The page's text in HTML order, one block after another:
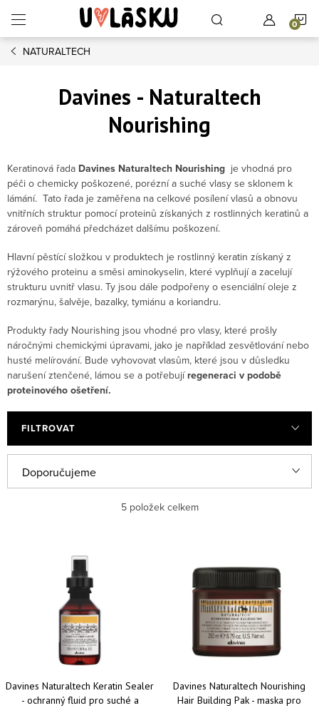
NATURALTECH
Davines - Naturaltech
Nourishing
Keratinová řada Davines Naturaltech Nourishing je vhodná pro
péči o chemicky poškozené, porézní a suché vlasy se sklonem k
lámání. Tato řada je zaměřena na celkové posílení vlasů a obnovu
vnitřních struktur pomocí proteinů získaných z rostlinných keratinů a
zároveň pomáhá předcházet dalšímu poškození.
Hlavní pěstící složkou v produktech je rostlinný keratin získaný z
rýžového proteinu a směsi aminokyselin, které vyplňují a zacelují
strukturu uvnitř vlasu. Ty jsou dále podpořeny o esenciální oleje z
rozmarýnu, šalvěje, bazalky, tymiánu a koriandru.
Produkty řady Nourishing jsou vhodné pro vlasy, které prošly
náročnými chemickými úpravami, jako je například zesvětlování nebo
husté melírování. Bude vyhovovat vlasům, které jsou v důsledku
narušení ztenčené, lámou se a potřebují regeneraci v podobě
proteinového ošetření.
FILTROVAT
Řazení produktů
Doporučujeme
Nejprodávanější
Abecedně
5položek celkem
Výpis produktů
Davines Naturaltech Keratin Sealer
- ochranný fluid pro suché a
Davines Naturaltech Nourishing
Hair Building Pak - maska pro